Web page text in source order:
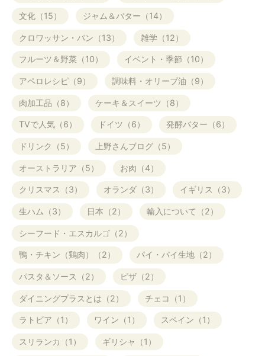
文化（15） ジャム＆バター（14）
クロワッサン・パン（13） 雑学（12）
フルーツ＆野菜（10） イベント・季節（10）
アペロレシピ（9） 調味料・オリーブ油（9）
肉加工品（8） ケーキ＆スイーツ（8）
TVで人気（6） ドイツ（6） 発酵バター（6）
ドリンク（5） 上野さんブログ（5）
オーストラリア（5） お肉（4）
クリスマス（3） オランダ（3） イギリス（3）
生ハム（3） 日本（2） 輸入について（2）
シーフード・エスカルゴ（2）
鴨・チキン（鶏肉）（2） パイ・パイ生地（2）
パスタ＆ソース（2） ピザ（2）
ダイニングプラスとは（2） チェコ（1）
ラトビア（1） ワイン（1） スペイン（1）
スリランカ（1） ギリシャ（1）